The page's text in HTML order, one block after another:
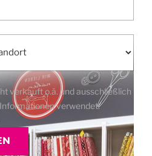
verkauft o.ä. und ausschließlich
verwendet.